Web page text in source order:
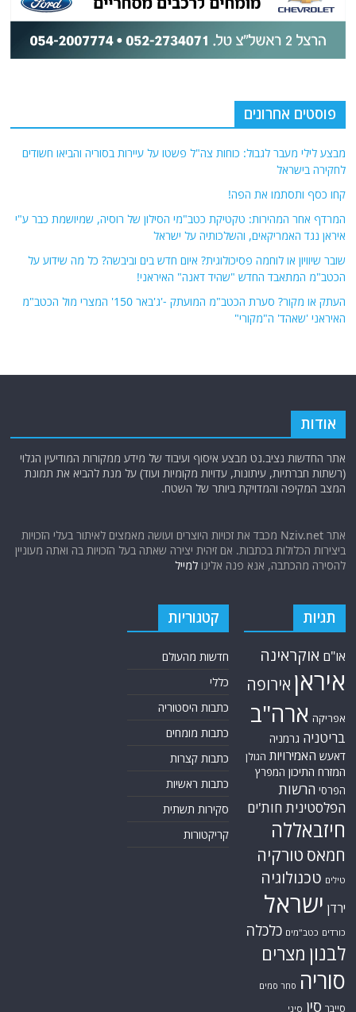
פוסטים אחרונים
מבצע לילי מעבר לגבול: כוחות צה"ל פשטו על עיירות בסוריה והביאו חשודים
לחקירה בישראל
קחו כסף ותסתמו את הפה!
המרדף אחר המהירות: טקטיקת כטב"מי הסילון של רוסיה, שמיושמת כבר ע"י
איראן נגד האמריקאים, והשלכותיה על ישראל
שובר שיוויון או לוחמה פסיכולוגית? איום חדש בים וביבשה? כל מה שידוע על
הכטב"מ המתאבד החדש "שהיד דאנה" האיראני!
העתק או מקור? סערת הכטב"מ המועתק -'ג'באר 150' המצרי מול הכטב"מ
האיראני 'שאהד' ה"מקורי"
אודות
אתר החדשות נציב.נט מבצע איסוף ועיבוד של מידע ממקורות המודיעין הגלוי
(רשתות חברתיות, עיתונות, עדויות מקומיות ועוד) על מנת להביא את תמונת
המצב המקיפה והמדויקת ביותר של השטח.
אתר Nziv.net מכבד את זכויות היוצרים ועושה מאמצים לאיתור בעלי הזכויות
ביצירות הכלולות בכתבות. אם זיהית יצירה שאתה בעל הזכויות בה ואתה מעוניין
להסירה מהכתבה, אנא פנה אלינולמייל
תגיות
או"ם אוקראינה
איראן אירופה
אפריקה ארה"ב
בריטניה גרמניה
דאעש האמירויות הגולן
המזרח התיכון המפרץ
הפרסי הרשות
הפלסטינית חות'ים
חיזבאללה
חמאס טורקיה
טילים טכנולוגיה
ירדן ישראל
כורדים כטב"מים כלכלה
לבנון מצרים
סוריה סחר סמים
סייבר סין סיני
קטגוריות
חדשות מהעולם
כללי
כתבות היסטוריה
כתבות מומחים
כתבות קצרות
כתבות ראשיות
סקירות תשתית
קריקטורות